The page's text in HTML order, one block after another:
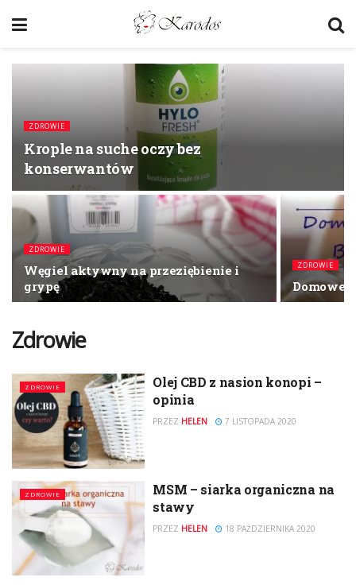
ZDROWIE
Krople na suche oczy bez
konserwantów
ZDROWIE
Węgiel aktywny na przeziębienie i
grypę
ZDROWIE
Domowe
Zdrowie
ZDROWIE
Olej CBD z nasion konopi –
opinia
PRZEZ HELEN 7 LISTOPADA 2020
ZDROWIE
MSM – siarka organiczna na
stawy
PRZEZ HELEN 18 PAŹDZIERNIKA 2020